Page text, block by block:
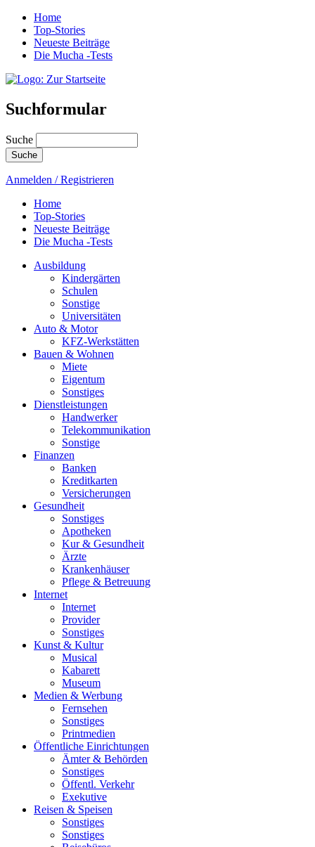
Home
Top-Stories
Neueste Beiträge
Die Mucha -Tests
Suchformular
Suche
Anmelden / Registrieren
Home
Top-Stories
Neueste Beiträge
Die Mucha -Tests
Ausbildung
Kindergärten
Schulen
Sonstige
Universitäten
Auto & Motor
KFZ-Werkstätten
Bauen & Wohnen
Miete
Eigentum
Sonstiges
Dienstleistungen
Handwerker
Telekommunikation
Sonstige
Finanzen
Banken
Kreditkarten
Versicherungen
Gesundheit
Sonstiges
Apotheken
Kur & Gesundheit
Ärzte
Krankenhäuser
Pflege & Betreuung
Internet
Internet
Provider
Sonstiges
Kunst & Kultur
Musical
Kabarett
Museum
Medien & Werbung
Fernsehen
Sonstiges
Printmedien
Öffentliche Einrichtungen
Ämter & Behörden
Sonstiges
Öffentl. Verkehr
Exekutive
Reisen & Speisen
Sonstiges
Sonstiges